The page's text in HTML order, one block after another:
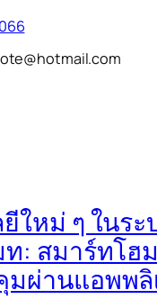
ใหม่ ๆ ในระ
: สมาร์ทโฮ
มผ่านแอพพ